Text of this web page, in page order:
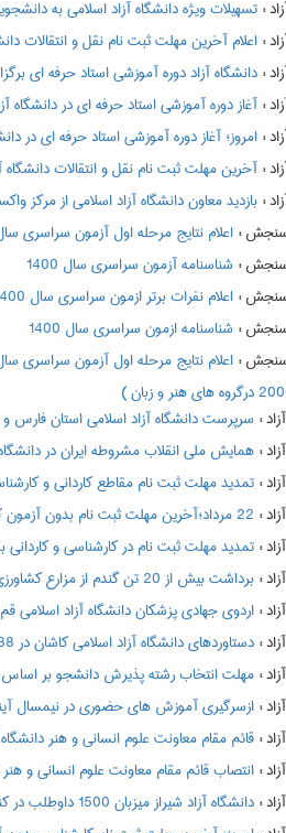
: تسهیلات ویژه دانشگاه آزاد اسلامی به
: اعلام آخرین مهلت ثبت نام نقل و انتقالات
: دانشگاه آزاد دوره آموزشی استاد حرفه ای
: آغاز دوره آموزشی استاد حرفه ای در دانشگاه
: امروز؛ آغاز دوره آموزشی استاد حرفه ای در
: آخرین مهلت ثبت نام نقل و انتقالات دانشگاه
: بازدید معاون دانشگاه آزاد اسلامی از مرکز
: اعلام نتايج مرحله اول آزمون سراسري سال
: شناسنامه آزمون سراسری سال 1400
: اعلام نفرات برتر ازمون سراسري سال 1400
: شناسنامه ازمون سراسري سال 1400
:
: سرپرست دانشگاه آزاد اسلامی استان
: همایش ملی انقلاب مشروطه ایران در دانشگاه
: تمدید مهلت ثبت نام مقاطع کاردانی و
: 22 مرداد؛آخرین مهلت ثبت نام بدون آزمون کارشناسی ارشد دانشگاه آزاد
: تمدید مهلت ثبت نام در کارشناسی و کاردانی
: برداشت بیش از 20 تن گندم از مزارع کشاورزی دانشگاه آزاد اسلامی واحد اقلید
: اردوی جهادی پزشکان دانشگاه آزاد اسلامی
: دستاوردهای دانشگاه آزاد اسلامی کاشان در 38 سالگی
: مهلت انتخاب رشته پذیرش دانشجو بر
: ازسرگیری آموزش های حضوری در نیمسال
: قائم مقام معاونت علوم انسانی و هنر
: انتصاب قائم مقام معاونت علوم انسانی و هنر
: دانشگاه آزاد شیراز میزبان 1500 داوطلب در کنکور ارشد بود